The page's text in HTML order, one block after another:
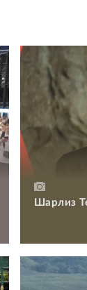
Шарлиз